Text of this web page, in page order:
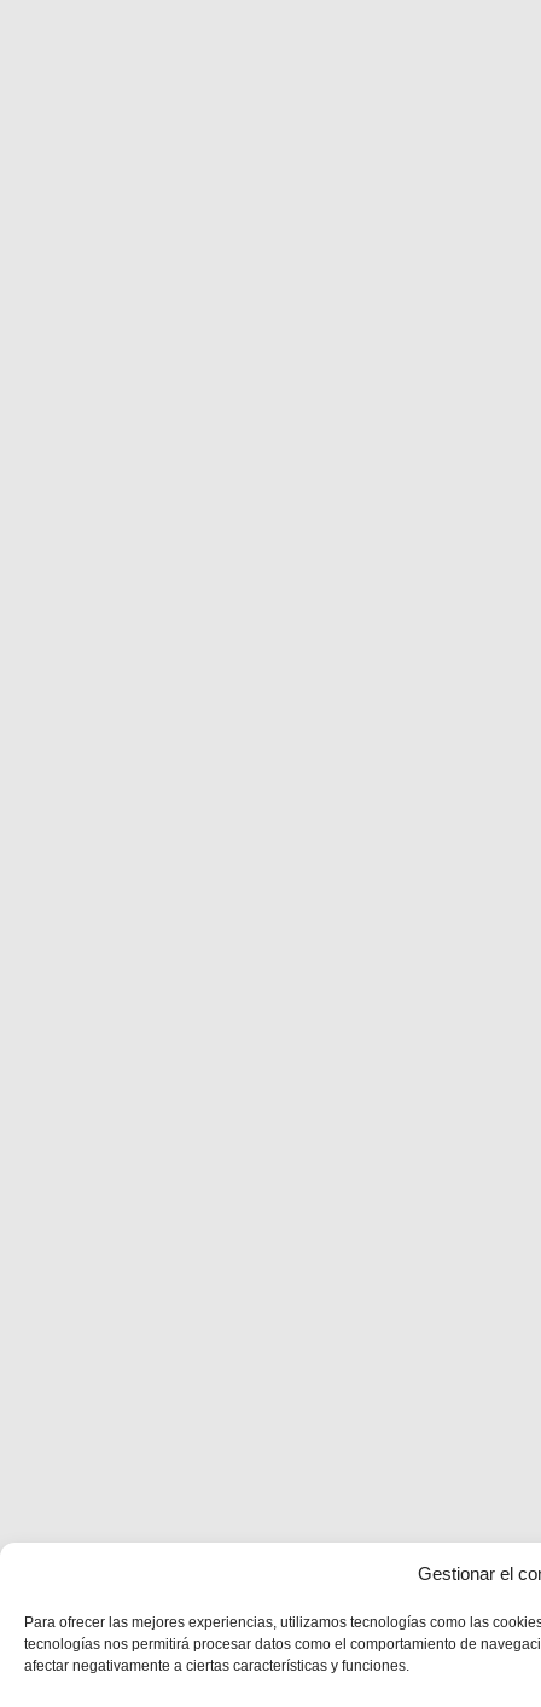
Gestionar el
Para ofrecer las mejores experiencias, utilizamos tecnologías como las
tecnologías nos permitirá procesar datos como el comportamiento de
afectar negativamente a ciertas características y funciones.